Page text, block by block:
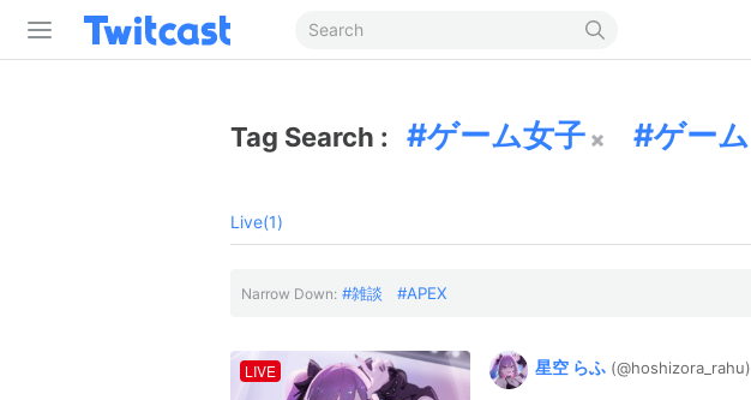
Tag Search : ゲーム女子 ゲーム
Live(1)
Narrow Down: 雑談 APEX
LIVE 星空 らふ (@hoshizora_ rahu)